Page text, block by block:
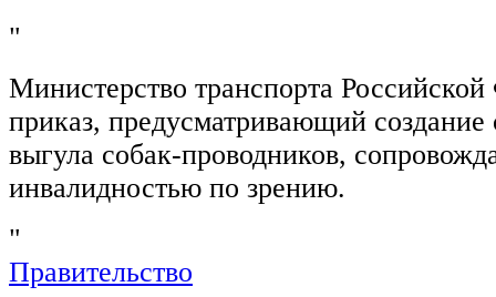
"
Министерство транспорта
приказ, предусматривающий создание
выгула собак-проводников,
инвалидностью по зрению.
"
Правительство